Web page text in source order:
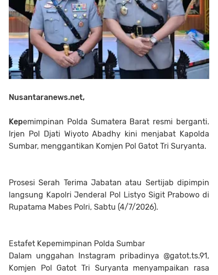
Nusantaranews.net,
Kepemimpinan Polda Sumatera Barat resmi berganti.
Irjen Pol Djati Wiyoto Abadhy kini menjabat Kapolda
Sumbar, menggantikan Komjen Pol Gatot Tri Suryanta.
Prosesi Serah Terima Jabatan atau Sertijab dipimpin
langsung Kapolri Jenderal Pol Listyo Sigit Prabowo di
Rupatama Mabes Polri, Sabtu (4/7/2026).
Estafet Kepemimpinan Polda Sumbar
Dalam unggahan Instagram pribadinya @gatot.ts.91,
Komjen Pol Gatot Tri Suryanta menyampaikan rasa